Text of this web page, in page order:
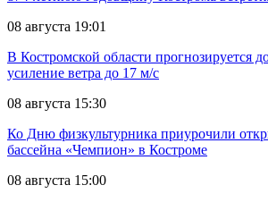
08 августа 19:01
В Костромской области прогнозируется
усиление ветра до 17 м/с
08 августа 15:30
Ко Дню физкультурника приурочили
бассейна «Чемпион» в Костроме
08 августа 15:00